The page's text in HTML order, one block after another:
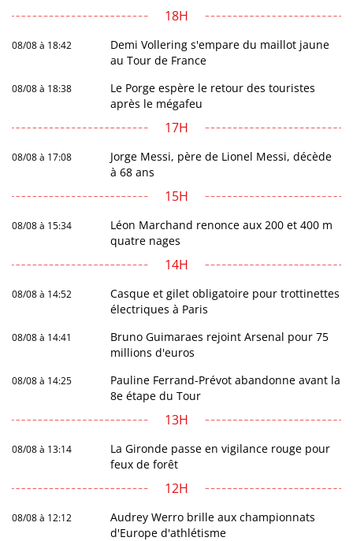
18H
08/08 à 18:42
Demi Vollering s'empare du maillot jaune
au Tour de France
08/08 à 18:38
Le Porge espère le retour des touristes
après le mégafeu
17H
08/08 à 17:08
Jorge Messi, père de Lionel Messi, décède
à 68 ans
15H
08/08 à 15:34
Léon Marchand renonce aux 200 et 400 m
quatre nages
14H
08/08 à 14:52
Casque et gilet obligatoire pour trottinettes
électriques à Paris
08/08 à 14:41
Bruno Guimaraes rejoint Arsenal pour 75
millions d'euros
08/08 à 14:25
Pauline Ferrand-Prévot abandonne avant la
8e étape du Tour
13H
08/08 à 13:14
La Gironde passe en vigilance rouge pour
feux de forêt
12H
08/08 à 12:12
Audrey Werro brille aux championnats
d'Europe d'athlétisme